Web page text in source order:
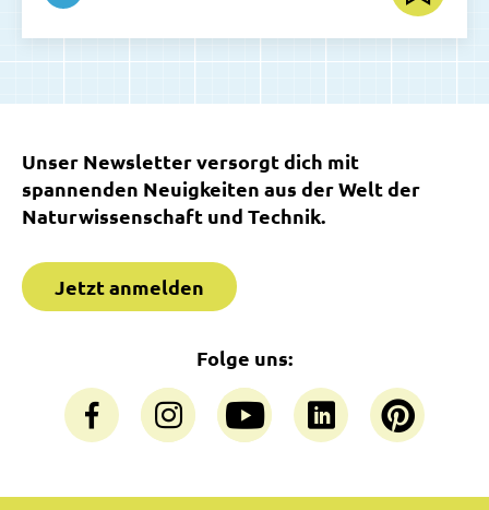
Unser Newsletter versorgt dich mit
spannenden Neuigkeiten aus der Welt der
Naturwissenschaft und Technik.
Jetzt anmelden
Folge uns: